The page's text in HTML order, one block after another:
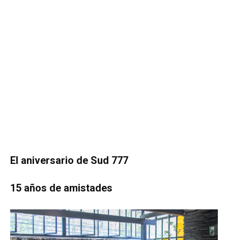
El aniversario de Sud 777
15 años de amistades